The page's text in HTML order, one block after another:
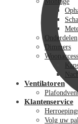
Onderdelen
Dimmers
Ventilatoren
Klantenservice
Volg uw